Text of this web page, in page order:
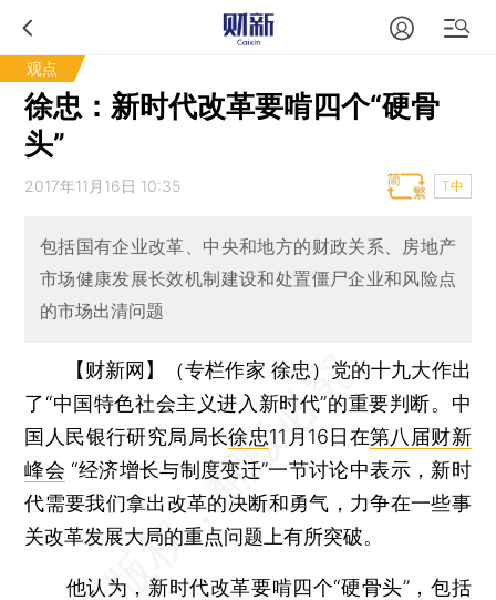
观点
徐忠：新时代改革要啃四个“硬骨
头”
2017年11月16日 10:35 T中
包括国有企业改革、中央和地方的财政关系、房地产
市场健康发展长效机制建设和处置僵尸企业和风险点
的市场出清问题
【财新网】（专栏作家 徐忠） 党的十九大作出
了“中国特色社会主义进入新时代”的重要判断。中
国人民银行研究局局长徐忠11月16日在第八届财新
峰会 “经济增长与制度变迁”一节讨论中表示，新时
代需要我们拿出改革的决断和勇气，力争在一些事
关改革发展大局的重点问题上有所突破。
他认为，新时代改革要啃四个“硬骨头”，包括